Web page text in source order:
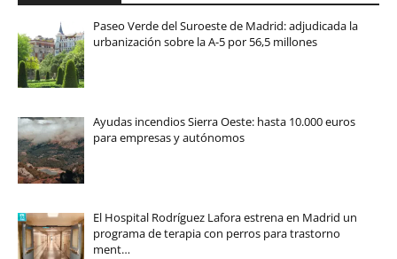
Paseo Verde del Suroeste de Madrid: adjudicada la
urbanización sobre la A-5 por 56,5 millones
Ayudas incendios Sierra Oeste: hasta 10.000 euros
para empresas y autónomos
El Hospital Rodríguez Lafora estrena en Madrid un
programa de terapia con perros para trastorno
ment…